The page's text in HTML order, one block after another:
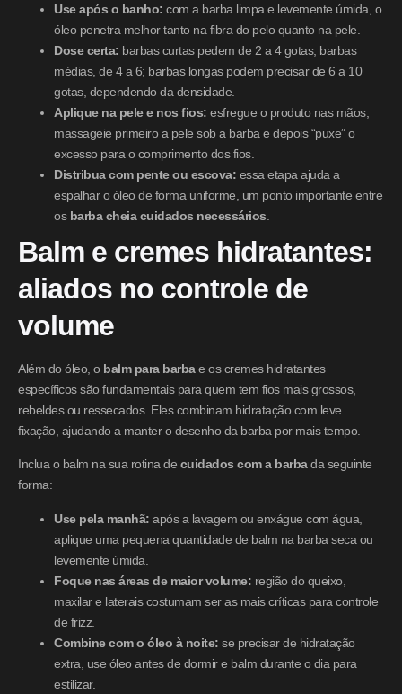
Use após o banho: com a barba limpa e levemente úmida, o
óleo penetra melhor tanto na fibra do pelo quanto na pele.
Dose certa: barbas curtas pedem de 2 a 4 gotas; barbas
médias, de 4 a 6; barbas longas podem precisar de 6 a 10
gotas, dependendo da densidade.
Aplique na pele e nos fios: esfregue o produto nas mãos,
massageie primeiro a pele sob a barba e depois “puxe” o
excesso para o comprimento dos fios.
Distribua com pente ou escova: essa etapa ajuda a
espalhar o óleo de forma uniforme, um ponto importante entre
os barba cheia cuidados necessários
Balm e cremes hidratantes:
aliados no controle de
volume
Além do óleo, o balm para barbae os cremes hidratantes
específicos são fundamentais para quem tem fios mais grossos,
rebeldes ou ressecados. Eles combinam hidratação com leve
fixação, ajudando a manter o desenho da barba por mais tempo.
Inclua o balm na sua rotina de cuidados com a barbada seguinte
forma:
Use pela manhã: após a lavagem ou enxágue com água,
aplique uma pequena quantidade de balm na barba seca ou
levemente úmida.
Foque nas áreas de maior volume: região do queixo,
maxilar e laterais costumam ser as mais críticas para controle
de frizz.
Combine com o óleo à noite: se precisar de hidratação
extra, use óleo antes de dormir e balm durante o dia para
estilizar.